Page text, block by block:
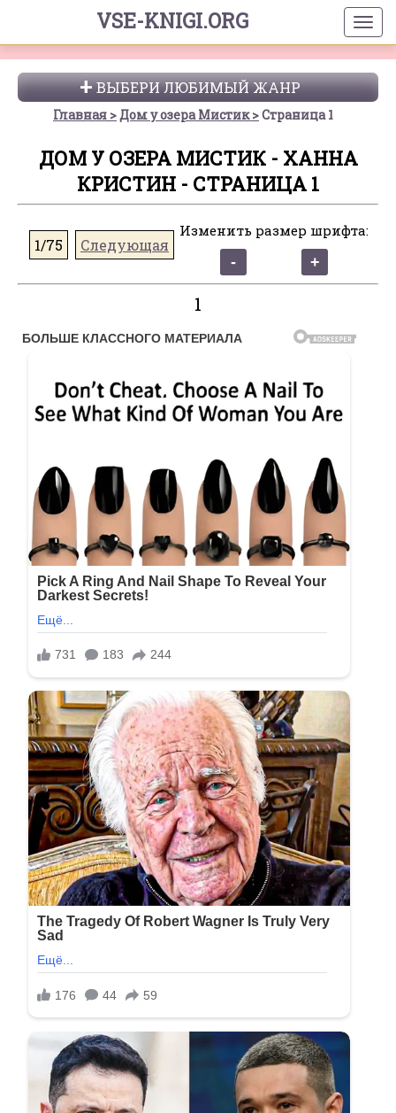
VSE-KNIGI.ORG
ВЫБЕРИ ЛЮБИМЫЙ ЖАНР
Главная Дом у озера Мистик Страница 1
ДОМ У ОЗЕРА МИСТИК - ХАННА
КРИСТИН - СТРАНИЦА 1
1/75 Следующая
Изменить размер шрифта:
1